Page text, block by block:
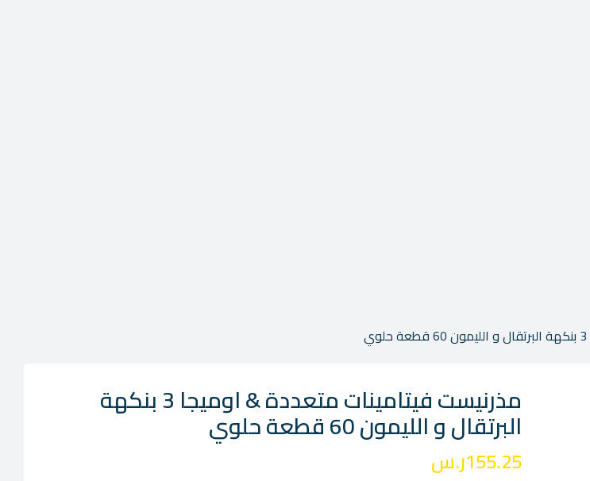
مذرنيست فيتامينات متعددة & اوميجا 3 بنكهة
البرتقال و الليمون 60 قطعة حلوي
155.25ر.س